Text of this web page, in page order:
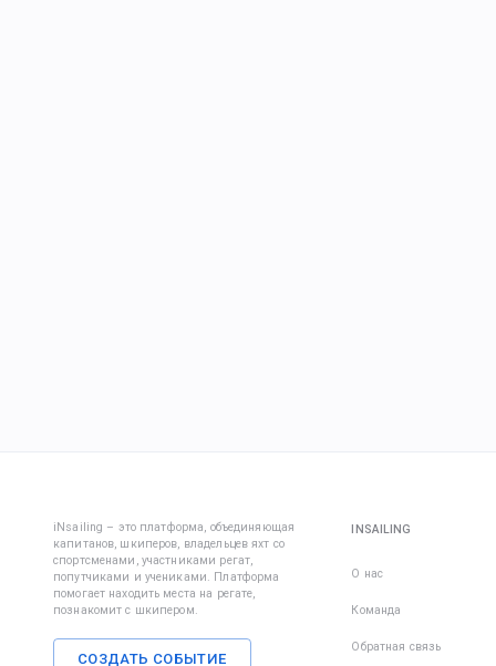
iNsailing – это платформа, объединяющая
капитанов, шкиперов, владельцев яхт со
спортсменами, участниками регат,
попутчиками и учениками. Платформа
помогает находить места на регате,
познакомит с шкипером.
СОЗДАТЬ СОБЫТИЕ
INSAILING
О нас
Команда
Обратная связь